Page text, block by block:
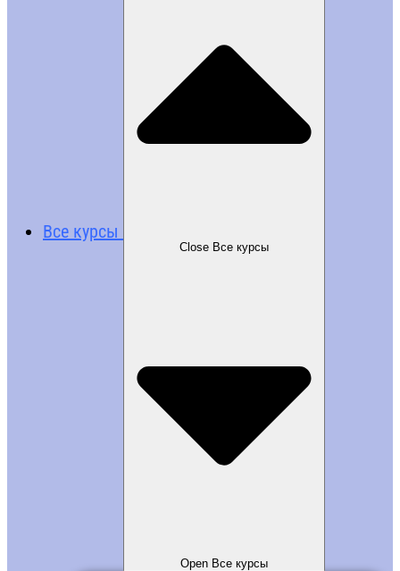
Все курсы
Close Все курсы
Open Все курсы